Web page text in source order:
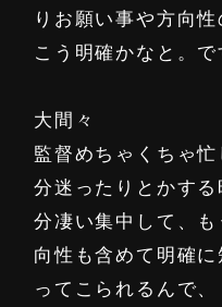
りお願い事や方向
こう明確かなと。で
大間々
監督めちゃくちゃ
分迷ったりとかす
分凄い集中して、
向性も含めて明確
ってこられるんで